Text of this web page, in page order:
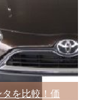
を比較！価